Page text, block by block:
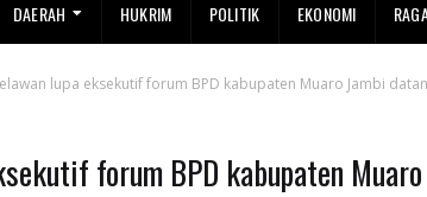
DAERAH HUKRIM POLITIK EKONOMI
lupa eksekutif forum BPD kabupaten Muaro Jambi
forum BPD kabupaten